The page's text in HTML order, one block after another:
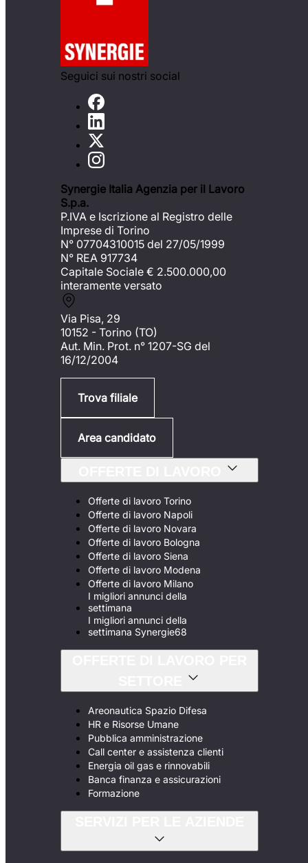
Seguici sui nostri social
Synergie Italia Agenzia per il Lavoro
S.p.a.
P.IVA e Iscrizione al Registro delle
Imprese di Torino
N° 07704310015 del 27/05/1999
N° REA 917734
Capitale Sociale € 2.500.000,00
interamente versato
Via Pisa, 29
10152 - Torino (TO)
Aut. Min. Prot. n° 1207-SG del
16/12/2004
Trova filiale
Area candidato
Offerte di lavoro Torino
Offerte di lavoro Napoli
Offerte di lavoro Novara
Offerte di lavoro Bologna
Offerte di lavoro Siena
Offerte di lavoro Modena
Offerte di lavoro Milano
I migliori annunci della
settimana
I migliori annunci della
settimana Synergie68
Areonautica Spazio Difesa
HR e Risorse Umane
Pubblica amministrazione
Call center e assistenza clienti
Energia oil gas e rinnovabili
Banca finanza e assicurazioni
Formazione